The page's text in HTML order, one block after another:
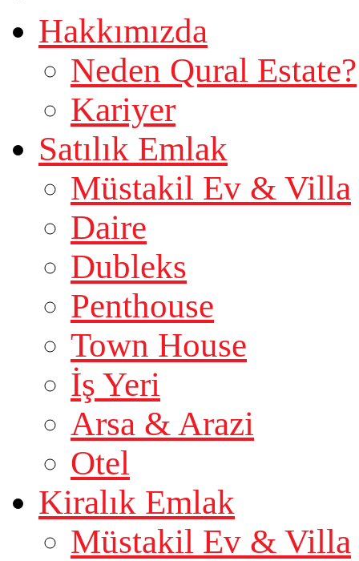
Hakkımızda
Neden Qural Estate?
Kariyer
Satılık Emlak
Müstakil Ev & Villa
Daire
Dubleks
Penthouse
Town House
İş Yeri
Arsa & Arazi
Otel
Kiralık Emlak
Müstakil Ev & Villa